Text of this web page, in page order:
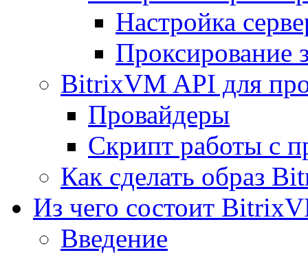
Настройка
Проксирование
BitrixVM API для
Провайдеры
Скрипт работы с
Как сделать образ
Из чего состоит
Введение